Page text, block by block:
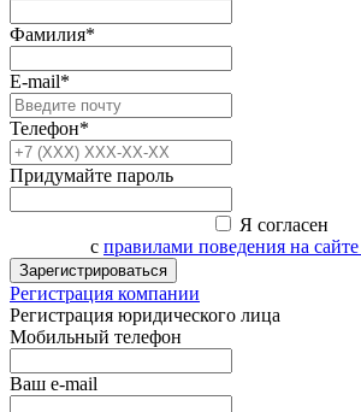
Фамилия*
E-mail*
Телефон*
Придумайте пароль
Я согласен
с правилами поведения на
Зарегистрироваться
Регистрация компании
Регистрация юридического лица
Мобильный телефон
Ваш e-mail